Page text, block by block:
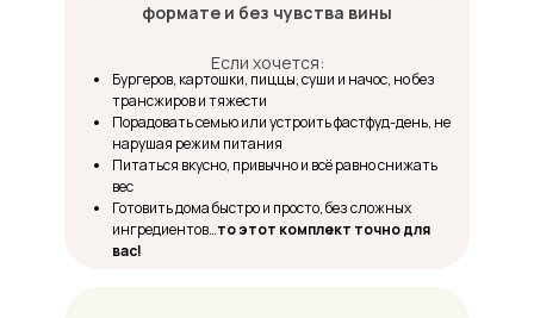
формате и без чувства вины
Если хочется:
Бургеров, картошки, пиццы, суши и начос, но без
трансжиров и тяжести
Порадовать семью или устроить фастфуд-день, не
нарушая режим питания
Питаться вкусно, привычно и всё равно снижать
вес
Готовить дома быстро и просто, без сложных
ингредиентов…то этот комплект точно для
вас!